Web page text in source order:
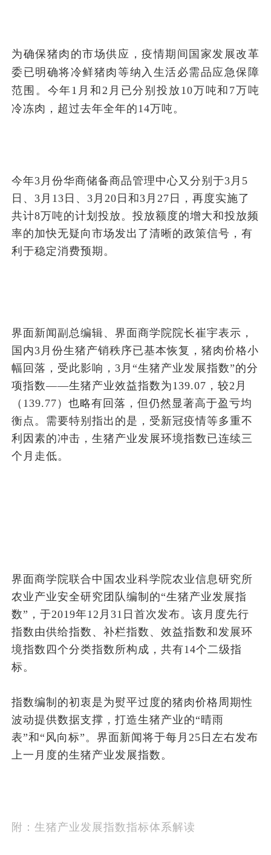
为确保猪肉的市场供应，疫情期间国家发展改革
委已明确将冷鲜猪肉等纳入生活必需品应急保障
范围。今年1月和2月已分别投放10万吨和7万吨
冷冻肉，超过去年全年的14万吨。
今年3月份华商储备商品管理中心又分别于3月5
日、3月13日、3月20日和3月27日，再度实施了
共计8万吨的计划投放。投放额度的增大和投放频
率的加快无疑向市场发出了清晰的政策信号，有
利于稳定消费预期。
界面新闻副总编辑、界面商学院院长崔宇表示，
国内3月份生猪产销秩序已基本恢复，猪肉价格小
幅回落，受此影响，3月“生猪产业发展指数”的分
项指数——生猪产业效益指数为139.07，较2月
（139.77）也略有回落，但仍然显著高于盈亏均
衡点。需要特别指出的是，受新冠疫情等多重不
利因素的冲击，生猪产业发展环境指数已连续三
个月走低。
界面商学院联合中国农业科学院农业信息研究所
农业产业安全研究团队编制的“生猪产业发展指
数”，于2019年12月31日首次发布。该月度先行
指数由供给指数、补栏指数、效益指数和发展环
境指数四个分类指数所构成，共有14个二级指
标。
指数编制的初衷是为熨平过度的猪肉价格周期性
波动提供数据支撑，打造生猪产业的“晴雨
表”和“风向标”。界面新闻将于每月25日左右发布
上一月度的生猪产业发展指数。
附：生猪产业发展指数指标体系解读